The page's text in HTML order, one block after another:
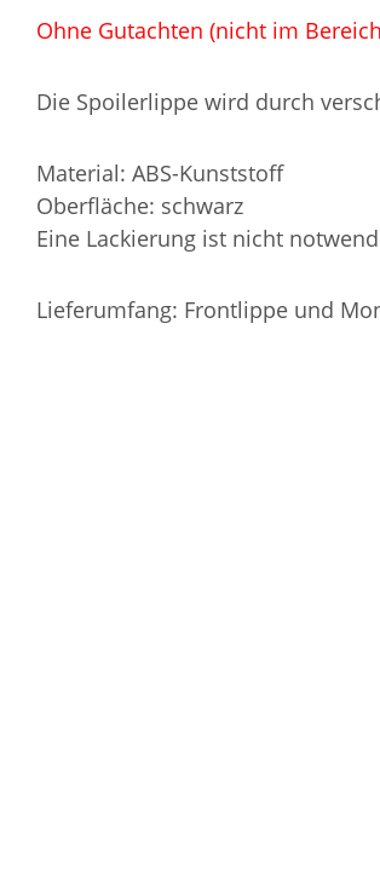
Ohne Gutachten (nicht im
Die Spoilerlippe wird durch
Material: ABS-Kunststoff
Oberfläche: schwarz
Eine Lackierung ist nicht
Lieferumfang: Frontlippe und